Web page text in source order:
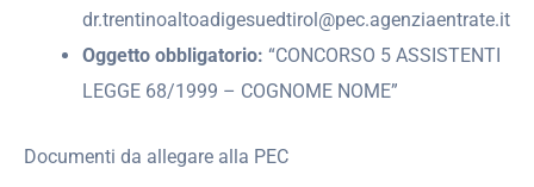
dr.trentinoaltoadigesuedtirol@pec.agenziaentrate.it
Oggetto obbligatorio: “CONCORSO 5 ASSISTENTI
LEGGE 68/1999 – COGNOME NOME”
Documenti da allegare alla PEC